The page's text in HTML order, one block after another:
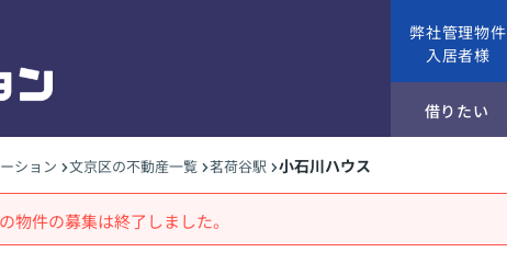
弊社管理物件
入居者様
借りたい
ション 文京区の不動産一覧 茗荷谷駅 小石川ハウス
物件の募集は終了しました。